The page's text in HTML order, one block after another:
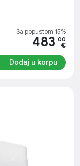
Sa popustom 15%
483 .00
€
Dodaj u korpu